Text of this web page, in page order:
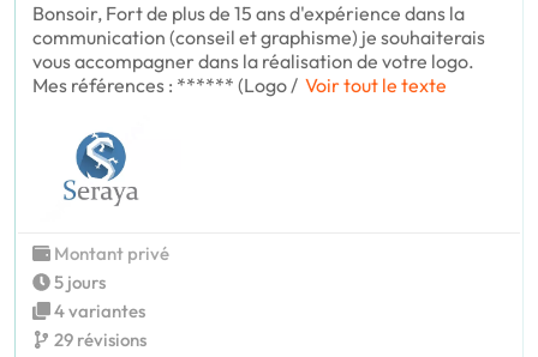
Bonsoir, Fort de plus de 15 ans d'expérience dans la
communication (conseil et graphisme) je souhaiterais
vous accompagner dans la réalisation de votre logo.
Mes références : ****** (Logo / Voir tout le texte
Montant privé
5 jours
4 variantes
29 révisions